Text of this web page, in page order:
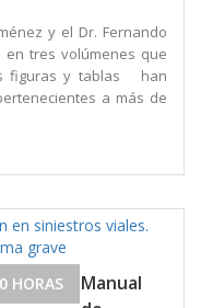
y el Dr. Fernando
en tres volúmenes que
figuras y tablas han
a más de
HORAS
Manual